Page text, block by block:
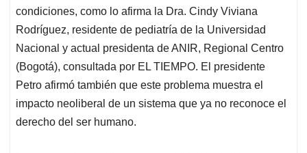
condiciones, como lo afirma la Dra. Cindy Viviana
Rodríguez, residente de pediatría de la Universidad
Nacional y actual presidenta de ANIR, Regional Centro
(Bogotá), consultada por EL TIEMPO. El presidente
Petro afirmó también que este problema muestra el
impacto neoliberal de un sistema que ya no reconoce el
derecho del ser humano.